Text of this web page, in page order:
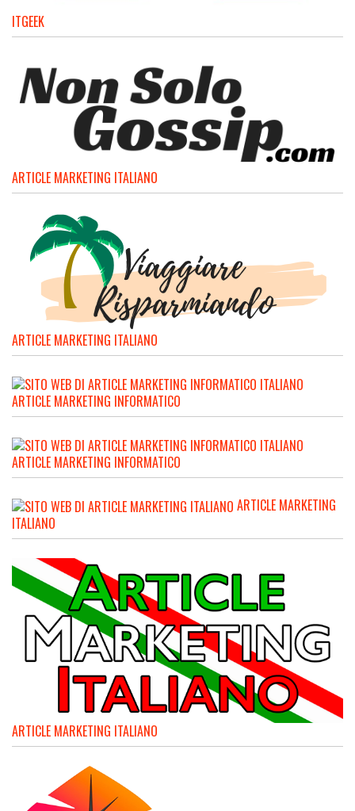
ITGEEK
ARTICLE MARKETING ITALIANO
ARTICLE MARKETING ITALIANO
ARTICLE MARKETING INFORMATICO
ARTICLE MARKETING INFORMATICO
ARTICLE MARKETING
ITALIANO
ARTICLE MARKETING ITALIANO